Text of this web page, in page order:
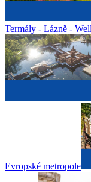
Termály - Lázně -
Evropské metropole